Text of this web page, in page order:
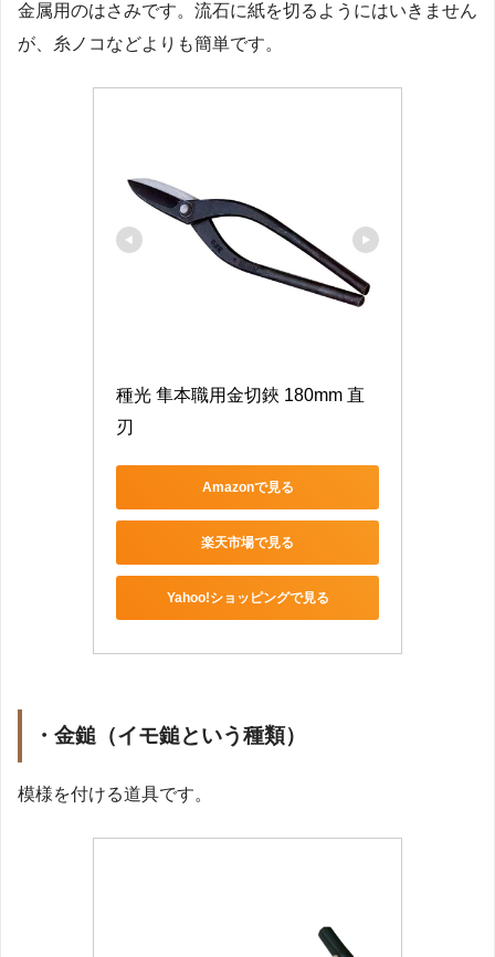
金属用のはさみです。流石に紙を切るようにはいきません
が、糸ノコなどよりも簡単です。
種光 隼本職用金切鋏 180mm 直
刃
Amazonで見る
楽天市場で見る
Yahoo!ショッピングで見る
・金鎚（イモ鎚という種類）
模様を付ける道具です。